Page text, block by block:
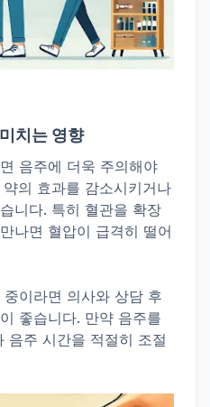
치는 영향
음주에 더욱 주의해야
의 효과를 감소시키거나
니다. 특히 혈관을 확장
나면 혈압이 급격히 떨어
이라면 의사와 상담 후
좋습니다. 만약 음주를
음주 시간을 적절히 조절